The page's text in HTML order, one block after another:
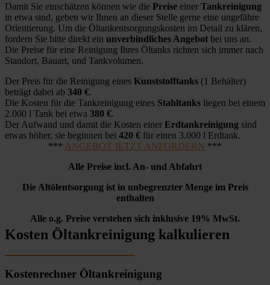
Damit Sie einschätzen können wie die Preise einer Tankreinigung
in etwa sind, geben wir Ihnen an dieser Stelle gerne eine ungefähre
Orientierung. Um die Öltankentsorgungskosten im Detail zu klären,
fordern Sie bitte direkt ein unverbindliches Angebot bei uns an.
Die Preise für eine Reinigung Ihres Öltanks richten sich immer nach
Standort, Bauart, und Tankvolumen.
Der Preis für die Reinigung eines Kunststofftanks (1 Behälter)
beträgt dabei ab 340 €.
Die Kosten für die Tankreinigung eines Stahltanks liegen bei einem
2.000 l Tank bei etwa 380 €.
Der Aufwand und damit die Kosten einer Erdtankreinigung sind
etwas höher, sie beginnen bei 420 € für einen 3.000 l Erdtank.
*** ANGEBOT JETZT ANFORDERN ***
Alle Preise incl. An- und Abfahrt
Die Altölentsorgung ist in unbegrenzter Menge im Preis
enthalten
Alle o.g. Preise verstehen sich inklusive 19% MwSt.
Kosten Öltankreinigung kalkulieren
Kostenrechner Öltankreinigung